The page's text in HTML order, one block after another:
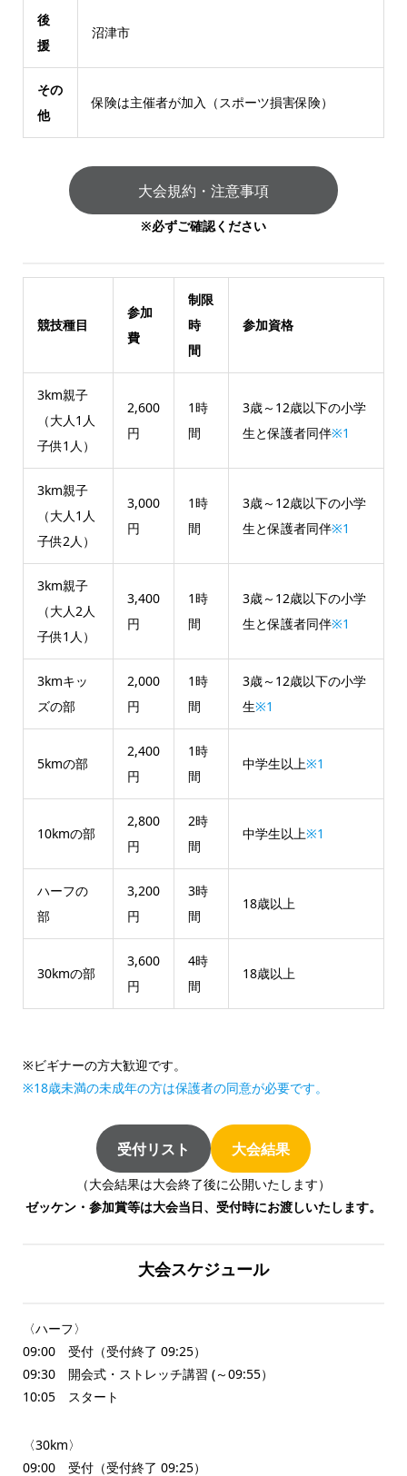
後
援
沼津市
その
他
保険は主催者が加入（スポーツ損害保険）
大会規約・注意事項
※必ずご確認ください
競技種目
参加
費
制限
時
間
参加資格
3km親子
（大人1人
子供1人）
2,600
円
1時
間
3歳～12歳以下の小学
生と保護者同伴※1
3km親子
（大人1人
子供2人）
3,000
円
1時
間
3歳～12歳以下の小学
生と保護者同伴※1
3km親子
（大人2人
子供1人）
3,400
円
1時
間
3歳～12歳以下の小学
生と保護者同伴※1
3kmキッ
ズの部
2,000
円
1時
間
3歳～12歳以下の小学
生※1
5kmの部
2,400
円
1時
間
中学生以上※1
10kmの部
2,800
円
2時
間
中学生以上※1
ハーフの
部
3,200
円
3時
間
18歳以上
30kmの部
3,600
円
4時
間
18歳以上
※ビギナーの方大歓迎です。
※18歳未満の未成年の方は保護者の同意が必要です。
受付リスト 大会結果
（大会結果は大会終了後に公開いたします）
ゼッケン・参加賞等は大会当日、受付時にお渡しいたします。
大会スケジュール
〈ハーフ〉
09:00 受付（受付終了 09:25）
09:30 開会式・ストレッチ講習 (～09:55）
10:05 スタート
〈30km〉
09:00 受付（受付終了 09:25）